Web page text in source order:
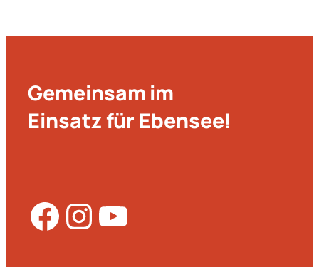
Gemeinsam im
Einsatz für Ebensee!
Facebook InstagramYouTube